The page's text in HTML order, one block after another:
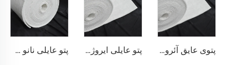
پتوی عایق آئروژل 200℃ پتو عایلی ایروژل 650 درجه سانتی‌گراد پتو عایلی نانو 650 درجه سانتی‌گراد